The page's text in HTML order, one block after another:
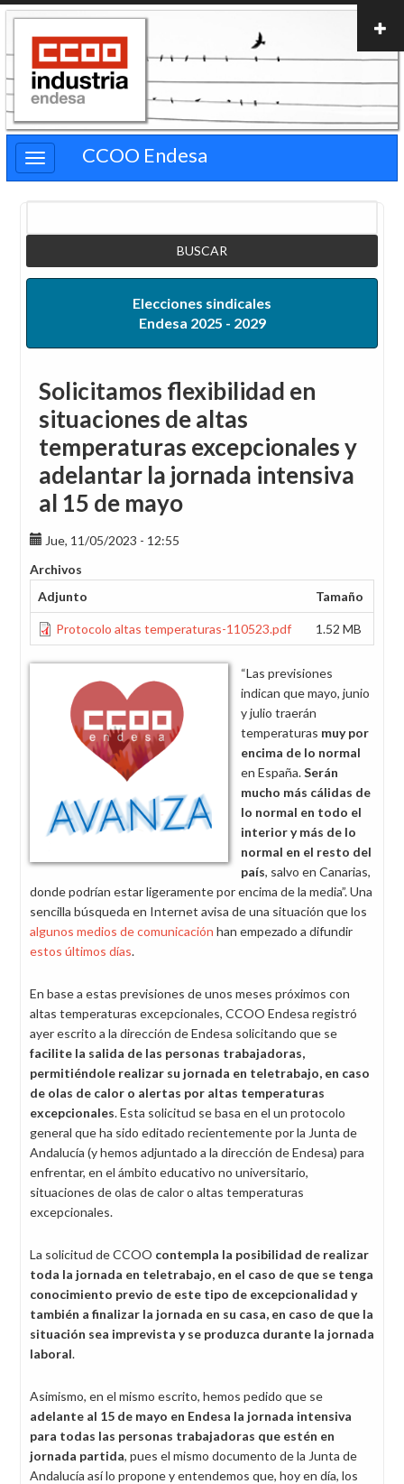
Pasar
contenido
principal
CCOO Endesa
Elecciones sindicales
Endesa 2025 - 2029
Solicitamos flexibilidad en
situaciones de altas
temperaturas excepcionales y
adelantar la jornada intensiva
al 15 de mayo
Jue, 11/05/2023 - 12:55
Archivos
Adjunto
Tamaño
Protocolo altas temperaturas-110523.pdf 1.52 MB
“Las previsiones
indican que mayo, junio
y julio traerán
temperaturas muy por
encima de lo normal
en España.Serán
mucho más cálidas de
lo normal en todo el
interior y más de lo
normal en el resto del
país, salvo en Canarias,
donde podrían estar ligeramente por encima de la media”. Una
sencilla búsqueda en Internet avisa de una situación que los
algunos medios de comunicación han empezado a difundir
estos últimos días.
En base a estas previsiones de unos meses próximos con
altas temperaturas excepcionales, CCOO Endesa registró
ayer escrito a la dirección de Endesa solicitando que se
facilite la salida de las personas trabajadoras,
permitiéndole realizar su jornada en teletrabajo, en caso
de olas de calor o alertas por altas temperaturas
excepcionales. Esta solicitud se basa en el un protocolo
general que ha sido editado recientemente por la Junta de
Andalucía (y hemos adjuntado a la dirección de Endesa) para
enfrentar, en el ámbito educativo no universitario,
situaciones de olas de calor o altas temperaturas
excepcionales.
La solicitud de CCOO contempla la posibilidad de realizar
toda la jornada en teletrabajo, en el caso de que se tenga
conocimiento previo de este tipo de excepcionalidad y
también a finalizar la jornada en su casa, en caso de que la
situación sea imprevista y se produzca durante la jornada
laboral.
Asimismo, en el mismo escrito, hemos pedido que se
adelante al 15 de mayo en Endesa la jornada intensiva
para todas las personas trabajadoras que estén en
jornada partida, pues el mismo documento de la Junta de
Andalucía así lo propone y entendemos que, hoy en día, los